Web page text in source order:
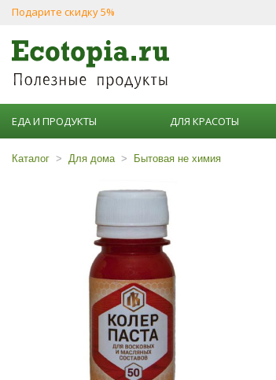
Подарите скидку 5%
ЕДА И ПРОДУКТЫ ДЛЯ КРАСОТЫ
Каталог Для дома Бытовая не химия